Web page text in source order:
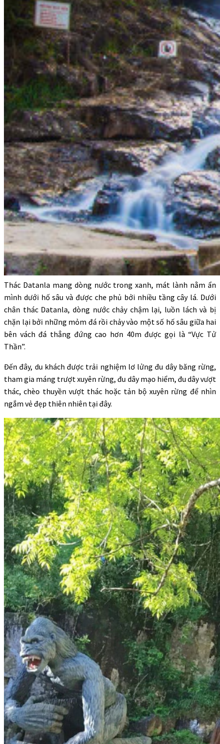
Thác Datanla mang dòng nước trong xanh, mát lành nằm ẩn
mình dưới hố sâu và được che phủ bởi nhiều tầng cây lá. Dưới
chân thác Datanla, dòng nước chảy chậm lại, luồn lách và bị
chặn lại bởi những mỏm đá rồi chảy vào một số hố sâu giữa hai
bên vách đá thẳng đứng cao hơn 40m được gọi là “Vực Tử
Thần”.
Đến đây, du khách được trải nghiệm lơ lửng đu dây băng rừng,
tham gia máng trượt xuyên rừng, đu dây mạo hiểm, đu dây vượt
thác, chèo thuyền vượt thác hoặc tản bộ xuyên rừng để nhìn
ngắm vẻ đẹp thiên nhiên tại đây.